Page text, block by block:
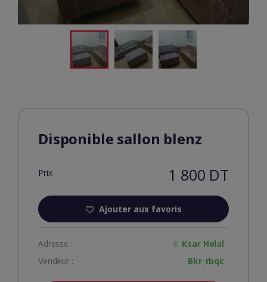
Disponible sallon blenz
Prix 1 800 DT
Ajouter aux favoris
Adresse :
Ksar Helal
Vendeur :
Bkr_rbqc